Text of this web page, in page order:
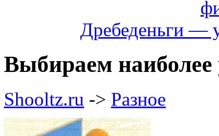
Дребеденьги —
Выбираем наиболее
Shooltz.ru -> Разное